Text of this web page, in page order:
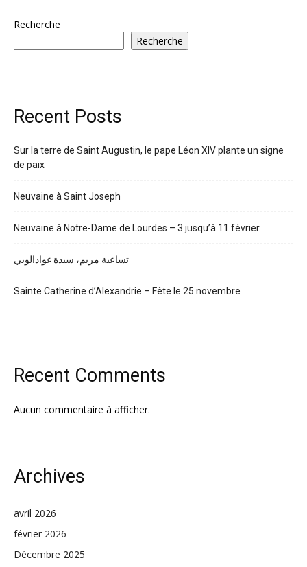
Recherche
Recherche
Recent Posts
Sur la terre de Saint Augustin, le pape Léon XIV plante un signe
de paix
Neuvaine à Saint Joseph
Neuvaine à Notre-Dame de Lourdes – 3 jusqu’à 11 février
تساعية مريم، سيدة غوادالوبي
Sainte Catherine d’Alexandrie – Fête le 25 novembre
Recent Comments
Aucun commentaire à afficher.
Archives
avril 2026
février 2026
Décembre 2025